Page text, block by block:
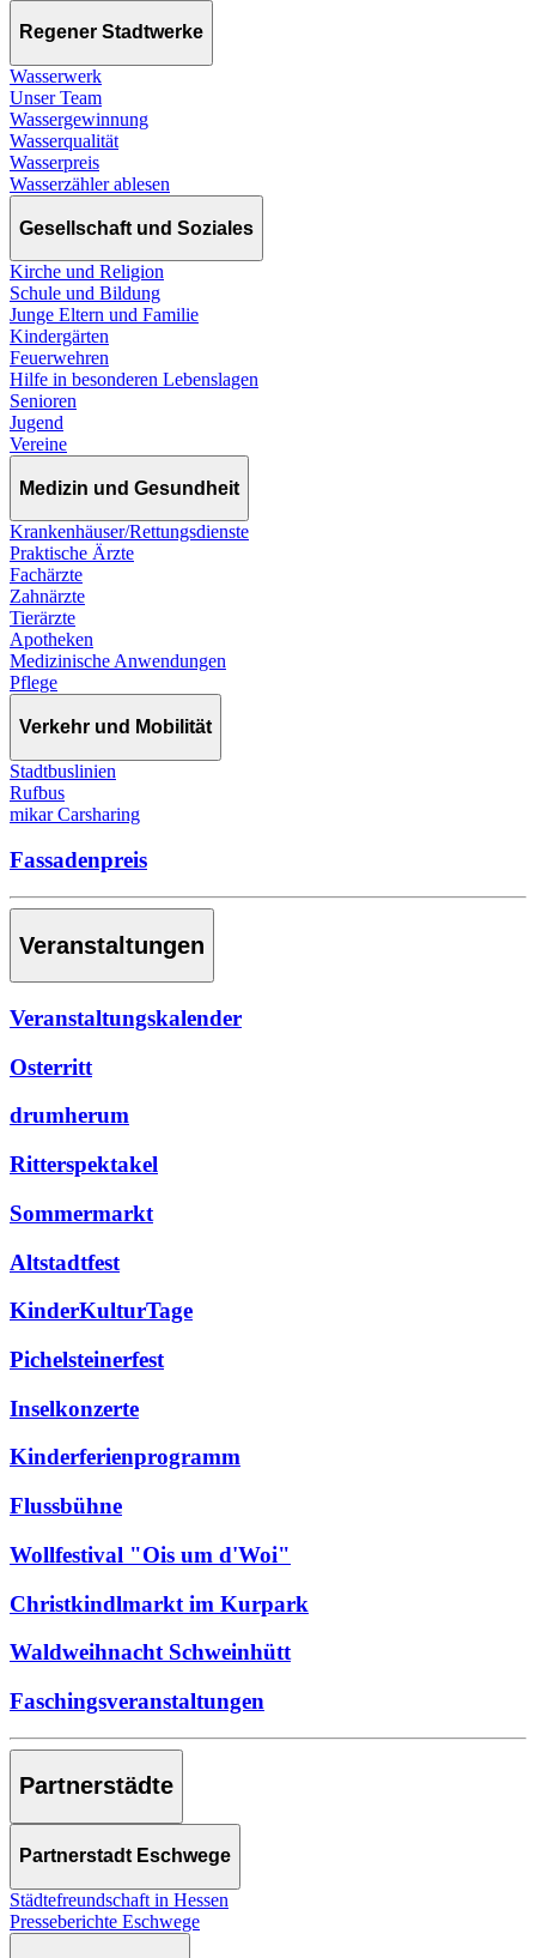
Regener Stadtwerke
Wasserwerk
Unser Team
Wassergewinnung
Wasserqualität
Wasserpreis
Wasserzähler ablesen
Gesellschaft und Soziales
Kirche und Religion
Schule und Bildung
Junge Eltern und Familie
Kindergärten
Feuerwehren
Hilfe in besonderen Lebenslagen
Senioren
Jugend
Vereine
Medizin und Gesundheit
Krankenhäuser/Rettungsdienste
Praktische Ärzte
Fachärzte
Zahnärzte
Tierärzte
Apotheken
Medizinische Anwendungen
Pflege
Verkehr und Mobilität
Stadtbuslinien
Rufbus
mikar Carsharing
Fassadenpreis
Veranstaltungen
Veranstaltungskalender
Osterritt
drumherum
Ritterspektakel
Sommermarkt
Altstadtfest
KinderKulturTage
Pichelsteinerfest
Inselkonzerte
Kinderferienprogramm
Flussbühne
Wollfestival "Ois um d'Woi"
Christkindlmarkt im Kurpark
Waldweihnacht Schweinhütt
Faschingsveranstaltungen
Partnerstädte
Partnerstadt Eschwege
Städtefreundschaft in Hessen
Presseberichte Eschwege